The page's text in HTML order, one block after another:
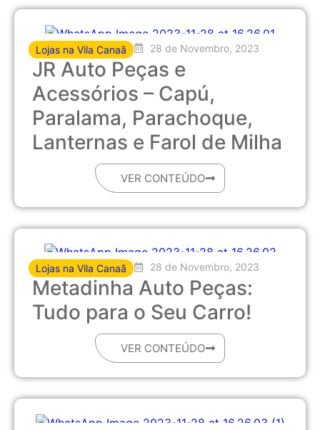
Lojas na Vila Canaã 28 de Novembro, 2023
JR Auto Peças e
Acessórios – Capú,
Paralama, Parachoque,
Lanternas e Farol de Milha
VER CONTEÚDO
Lojas na Vila Canaã 28 de Novembro, 2023
Metadinha Auto Peças:
Tudo para o Seu Carro!
VER CONTEÚDO